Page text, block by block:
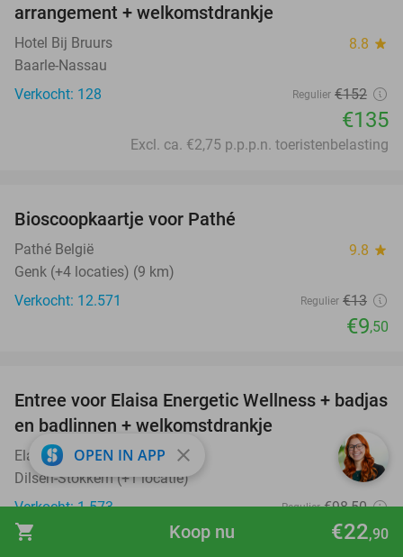
shopping_cart €22,90
Koop nu
arrangement + welkomstdrankje
Hotel Bij Bruurs 8.8 star
Baarle-Nassau
Verkocht: 128
Regulier €152
€135
Excl. ca. €2,75 p.p.p.n. toeristenbelasting
Bioscoopkaartje voor Pathé
Pathé België 9.8 star
Genk (+4 locaties) (9 km)
Verkocht: 12.571
Regulier €13
€9,50
34%
Entree voor Elaisa Energetic Wellness + badjas
en badlinnen + welkomstdrankje
Elaisa Energetic Wellness 9.7star
Dilsen-Stokkem (+1 locatie)
Verkocht: 1.573
Regulier €98,50
€65
OPEN IN APP close